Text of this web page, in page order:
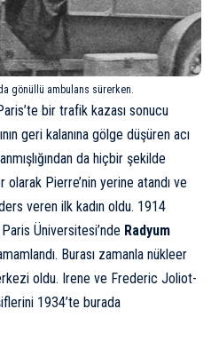
gönüllü ambulans sürerken.
bir trafik kazası sonucu
geri kalanına gölge düşüren acı
da hiçbir şekilde
Pierre’nin yerine atandı ve
veren ilk kadın oldu. 1914
Üniversitesi’nde Radyum
Burası zamanla nükleer
oldu. Irene ve Frederic Joliot-
1934’te burada